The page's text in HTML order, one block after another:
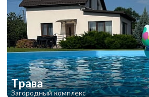
Трава
Загородный комплекс